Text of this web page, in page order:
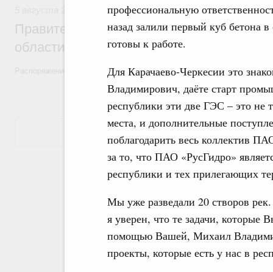
профессиональную
назад залили первый куб бетона
готовы к работе.
Для Карачаево-Черкесии это
Владимирович, даёте старт
республики эти две ГЭС – это не
места, и дополнительные
поблагодарить весь коллектив
за то, что ПАО «РусГидро»
республики и тех прилегающих
Мы уже разведали 20 створов
я уверен, что те задачи,
помощью Вашей, Михаил
проекты, которые есть у нас в
Национальный проект «Экологическое
Правительство увеличило объём
области в рамках федерального
Распоряжение от 3 августа 2026 года №2067-р